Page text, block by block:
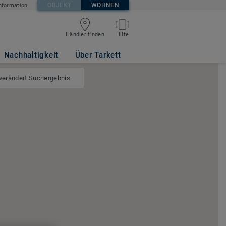
OBJEKT WOHNEN
Händler finden Hilfe
Nachhaltigkeit Über Tarkett
Suchergebnis